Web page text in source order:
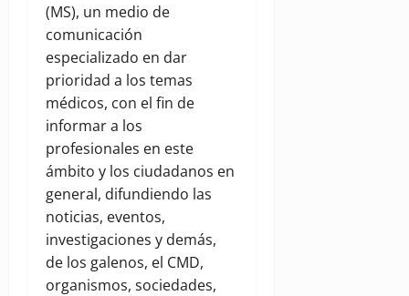
(MS), un medio de
comunicación
especializado en dar
prioridad a los temas
médicos, con el fin de
informar a los
profesionales en este
ámbito y los ciudadanos en
general, difundiendo las
noticias, eventos,
investigaciones y demás,
de los galenos, el CMD,
organismos, sociedades,